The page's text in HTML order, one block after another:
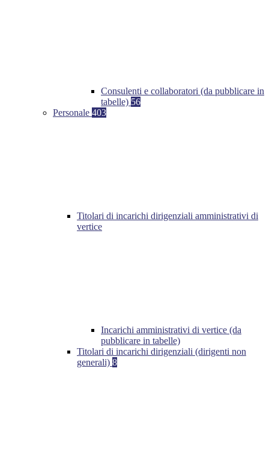
Consulenti e collaboratori (da pubblicare in
tabelle) 56
Personale 403
Titolari di incarichi dirigenziali amministrativi di
vertice
Incarichi amministrativi di vertice (da
pubblicare in tabelle)
Titolari di incarichi dirigenziali (dirigenti non
generali) 8